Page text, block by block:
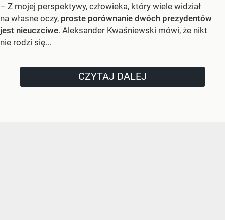
– Z mojej perspektywy, człowieka, który wiele widział
na własne oczy, proste porównanie dwóch prezydentów
jest nieuczciwe. Aleksander Kwaśniewski mówi, że nikt
nie rodzi się...
CZYTAJ DALEJ